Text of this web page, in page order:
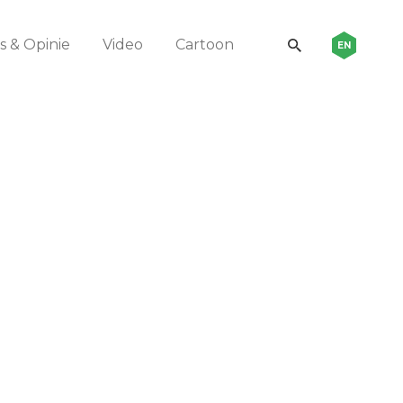
& Opinie Video Cartoon EN